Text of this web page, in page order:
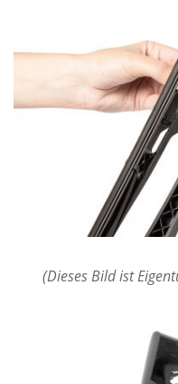
(Dieses Bild ist